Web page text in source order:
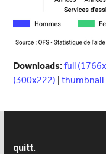
Downloads:full
(300x222) |thumbnail
quitt.